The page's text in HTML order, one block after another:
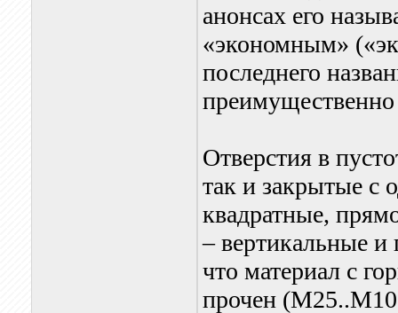
анонсах его
«экономным»
последнего
Отверстия в
так и закрытые с
квадратные,
– вертикальные и
что материал с
прочен